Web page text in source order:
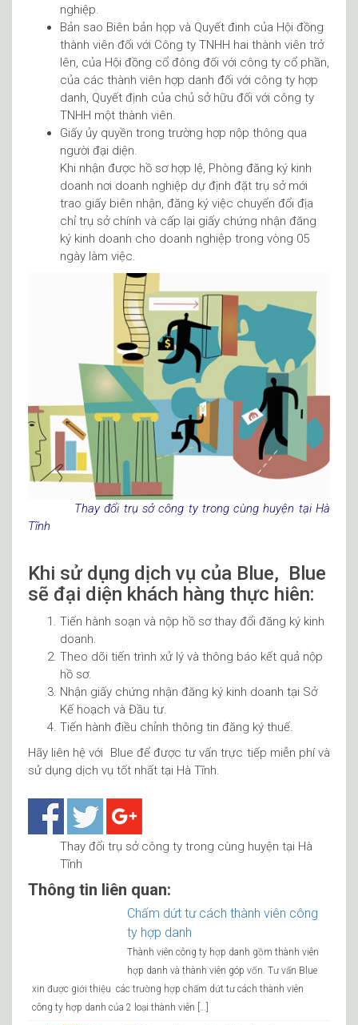
nghiệp.
Bản sao Biên bản họp và Quyết đinh của Hội đồng
thành viên đối với Công ty TNHH hai thành viên trở
lên, của Hội đồng cổ đông đối với công ty cổ phần,
của các thành viên hợp danh đối với công ty hợp
danh, Quyết định của chủ sở hữu đối với công ty
TNHH một thành viên.
Giấy ủy quyền trong trường hợp nộp thông qua
người đại diện.
Khi nhận được hồ sơ hợp lệ, Phòng đăng ký kinh
doanh nơi doanh nghiệp dự định đặt trụ sở mới
trao giấy biên nhận, đăng ký việc chuyển đổi địa
chỉ trụ sở chính và cấp lại giấy chứng nhận đăng
ký kinh doanh cho doanh nghiệp trong vòng 05
ngày làm việc.
Thay đổi trụ sở công ty trong cùng huyện tại Hà
Tĩnh
Khi sử dụng dịch vụ của Blue, Blue
sẽ đại diện khách hàng thực hiên:
Tiến hành soạn và nộp hồ sơ thay đổi đăng ký kinh
doanh.
Theo dõi tiến trình xử lý và thông báo kết quả nộp
hồ sơ.
Nhận giấy chứng nhận đăng ký kinh doanh tại Sở
Kế hoạch và Đầu tư.
Tiến hành điều chỉnh thông tin đăng ký thuế.
Hãy liên hệ với Blue để được tư vấn trực tiếp miễn phí và
sử dụng dịch vụ tốt nhất tại Hà Tĩnh.
Thay đổi trụ sở công ty trong cùng huyện tại Hà
Tĩnh
Thông tin liên quan:
Chấm dứt tư cách thành viên công
ty hợp danh
Thành viên công ty hợp danh gồm thành viên
hợp danh và thành viên góp vốn. Tư vấn Blue
xin được giới thiệu các trường hợp chấm dứt tư cách thành viên
công ty hợp danh của 2 loại thành viên […]